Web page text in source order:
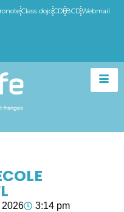
Class dojoCDI BCDWebmail
2026
3:14 pm